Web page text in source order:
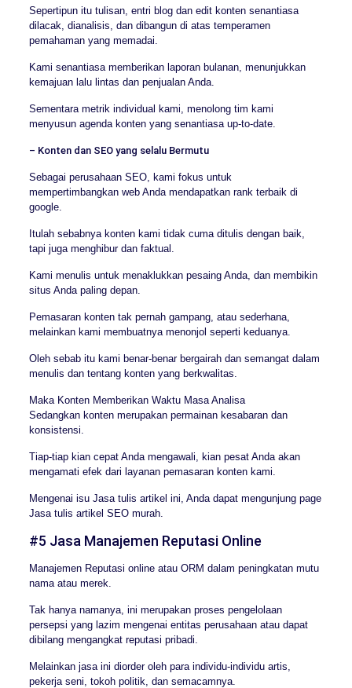
Sepertipun itu tulisan, entri blog dan edit konten senantiasa
dilacak, dianalisis, dan dibangun di atas temperamen
pemahaman yang memadai.
Kami senantiasa memberikan laporan bulanan, menunjukkan
kemajuan lalu lintas dan penjualan Anda.
Sementara metrik individual kami, menolong tim kami
menyusun agenda konten yang senantiasa up-to-date.
– Konten dan SEO yang selalu Bermutu
Sebagai perusahaan SEO, kami fokus untuk
mempertimbangkan web Anda mendapatkan rank terbaik di
google.
Itulah sebabnya konten kami tidak cuma ditulis dengan baik,
tapi juga menghibur dan faktual.
Kami menulis untuk menaklukkan pesaing Anda, dan membikin
situs Anda paling depan.
Pemasaran konten tak pernah gampang, atau sederhana,
melainkan kami membuatnya menonjol seperti keduanya.
Oleh sebab itu kami benar-benar bergairah dan semangat dalam
menulis dan tentang konten yang berkwalitas.
Maka Konten Memberikan Waktu Masa Analisa
Sedangkan konten merupakan permainan kesabaran dan
konsistensi.
Tiap-tiap kian cepat Anda mengawali, kian pesat Anda akan
mengamati efek dari layanan pemasaran konten kami.
Mengenai isu Jasa tulis artikel ini, Anda dapat mengunjung page
Jasa tulis artikel SEO murah.
#5 Jasa Manajemen Reputasi Online
Manajemen Reputasi online atau ORM dalam peningkatan mutu
nama atau merek.
Tak hanya namanya, ini merupakan proses pengelolaan
persepsi yang lazim mengenai entitas perusahaan atau dapat
dibilang mengangkat reputasi pribadi.
Melainkan jasa ini diorder oleh para individu-individu artis,
pekerja seni, tokoh politik, dan semacamnya.